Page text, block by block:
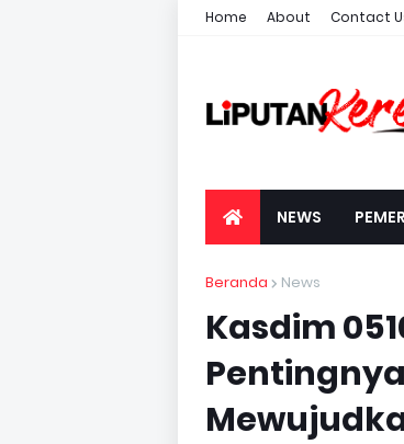
Home About Contact
NEWS
Beranda News
Kasdim